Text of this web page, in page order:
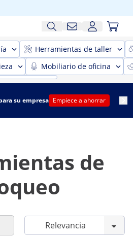
Herramientas de taller
Mobiliario de oficina
su empresa Empiece a ahorrar
de